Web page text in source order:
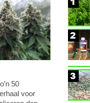
50
voor
2
3